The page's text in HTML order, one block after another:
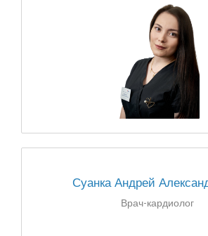
Суанка Андрей
Врач-кардиолог